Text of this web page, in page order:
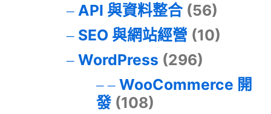
API 與資料整合(56)
SEO 與網站經營 (10)
WordPress (296)
WooCommerce 開
發(108)